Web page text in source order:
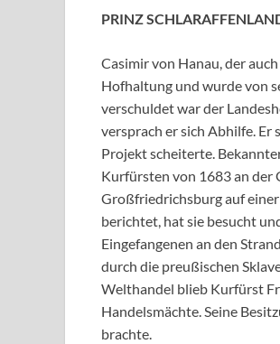
PRINZ
Casimir von Hanau, der
Hofhaltung und wurde von
verschuldet war der
versprach er sich Abhilfe.
Projekt scheiterte.
Kurfürsten von 1683 an der
Großfriedrichsburg auf
berichtet, hat sie besucht
Eingefangenen an den
durch die preußischen
Welthandel blieb Kurfürst
Handelsmächte. Seine
brachte.